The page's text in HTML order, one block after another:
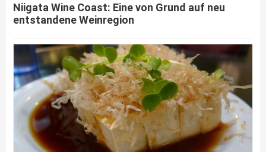
Niigata Wine Coast: Eine von Grund auf neu
entstandene Weinregion